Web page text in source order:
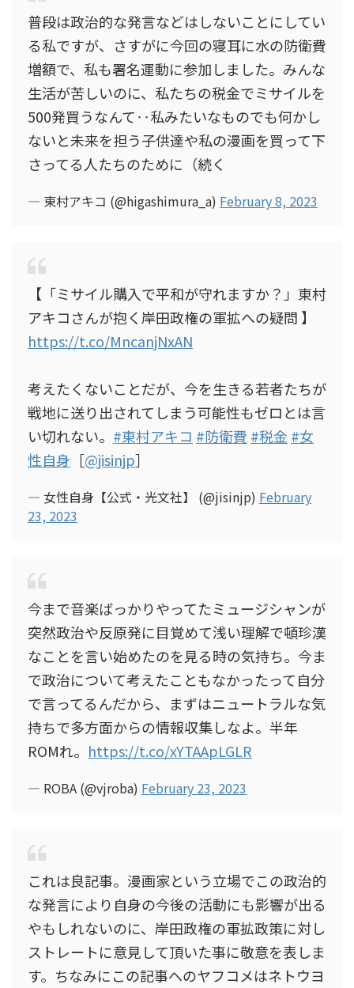
普段は政治的な発言などはしないことにしてい
る私ですが、さすがに今回の寝耳に水の防衛費
増額で、私も署名運動に参加しました。みんな
生活が苦しいのに、私たちの税金でミサイルを
500発買うなんて‥私みたいなものでも何かし
ないと未来を担う子供達や私の漫画を買って下
さってる人たちのために（続く
— 東村アキコ (@higashimura_a) February 8, 2023
【「ミサイル購入で平和が守れますか？」東村
アキコさんが抱く岸田政権の軍拡への疑問 】
https://t.co/MncanjNxAN
考えたくないことだが、今を生きる若者たちが
戦地に送り出されてしまう可能性もゼロとは言
い切れない。 #東村アキコ #防衛費 #税金 #女
性自身 ［@jisinjp］
— 女性自身【公式・光文社】 (@jisinjp) February
23, 2023
今まで音楽ばっかりやってたミュージシャンが
突然政治や反原発に目覚めて浅い理解で頓珍漢
なことを言い始めたのを見る時の気持ち。今ま
で政治について考えたこともなかったって自分
で言ってるんだから、まずはニュートラルな気
持ちで多方面からの情報収集しなよ。半年
ROMれ。 https://t.co/xYTAApLGLR
— ROBA (@vjroba) February 23, 2023
これは良記事。漫画家という立場でこの政治的
な発言により自身の今後の活動にも影響が出る
やもしれないのに、岸田政権の軍拡政策に対し
ストレートに意見して頂いた事に敬意を表しま
す。ちなみにこの記事へのヤフコメはネトウヨ